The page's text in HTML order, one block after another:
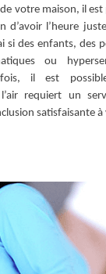
de votre maison, il
d’avoir l’heure
si des enfants, des
ou
il est
requiert un
satisfaisante